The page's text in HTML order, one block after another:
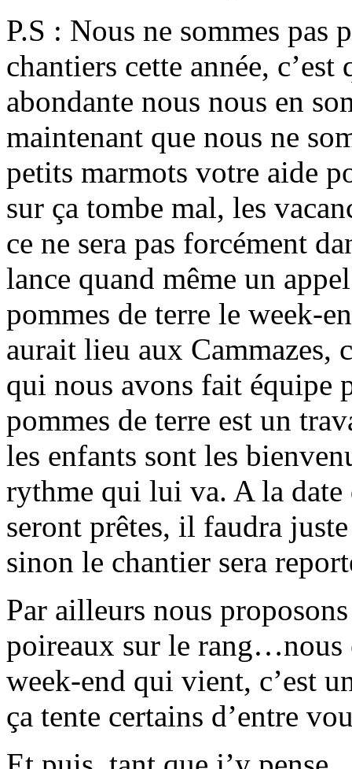
P.S : Nous ne sommes pas
chantiers cette année,
abondante nous nous en
maintenant que nous ne
petits marmots votre aide
sur ça tombe mal, les
ce ne sera pas forcément
lance quand même un
pommes de terre le week-
aurait lieu aux Cammazes,
qui nous avons fait équipe
pommes de terre est un
les enfants sont les
rythme qui lui va. A la date
seront prêtes, il faudra
sinon le chantier sera
Par ailleurs nous
poireaux sur le rang…nous
week-end qui vient, c’est
ça tente certains d’entre